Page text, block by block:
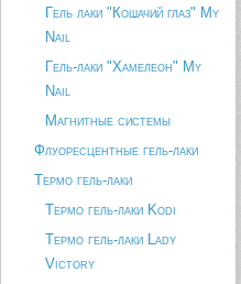
Гель лаки "Кошачий глаз" My
Nail
Гель-лаки "Хамелеон" My
Nail
Магнитные системы
Флуоресцентные гель-лаки
Термо гель-лаки
Термо гель-лаки Kodi
Термо гель-лаки Lady
Victory